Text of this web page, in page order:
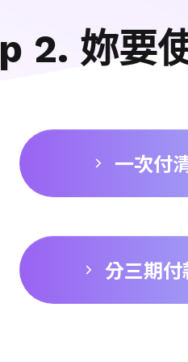
2. 妳要
一次付
分三期